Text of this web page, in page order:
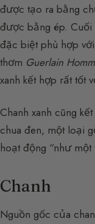
được tạo ra bằng
được bằng ép. Cuối
đặc biệt phù hợp
thơm Guerlain
xanh kết hợp rất tốt
Chanh xanh cũng
chua đen, một loại
hoạt động “như một
Chanh
Nguồn gốc của